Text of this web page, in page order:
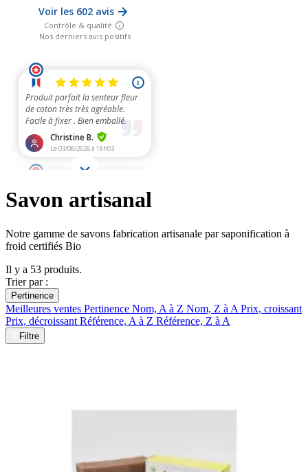
Savon artisanal
Notre gamme de savons fabrication artisanale par saponification à
froid certifiés Bio
Il y a 53 produits.
Trier par :
Pertinence
Meilleures ventes Pertinence Nom, A à Z Nom, Z à A Prix, croissant
Prix, décroissant Référence, A à Z Référence, Z à A
Filtre